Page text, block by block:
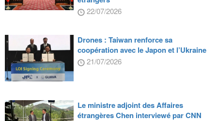
22/07/2026
Drones : Taiwan renforce sa
coopération avec le Japon et l’Ukraine
21/07/2026
Le ministre adjoint des Affaires
étrangères Chen interviewé par CNN